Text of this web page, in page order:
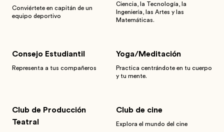
Conviértete en capitán de un
equipo deportivo
Ciencia, la Tecnología, la
Ingeniería, las Artes y las
Matemáticas.
Consejo Estudiantil
Representa a tus compañeros
Yoga/Meditación
Practica centrándote en tu cuerpo
y tu mente.
Club de Producción
Teatral
Club de cine
Explora el mundo del cine